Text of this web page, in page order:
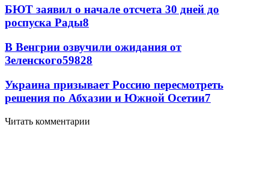
БЮТ заявил о начале отсчета 30 дней до
роспуска Рады8
В Венгрии озвучили ожидания от
Зеленского59828
Украина призывает Россию пересмотреть
решения по Абхазии и Южной Осетии7
Читать комментарии